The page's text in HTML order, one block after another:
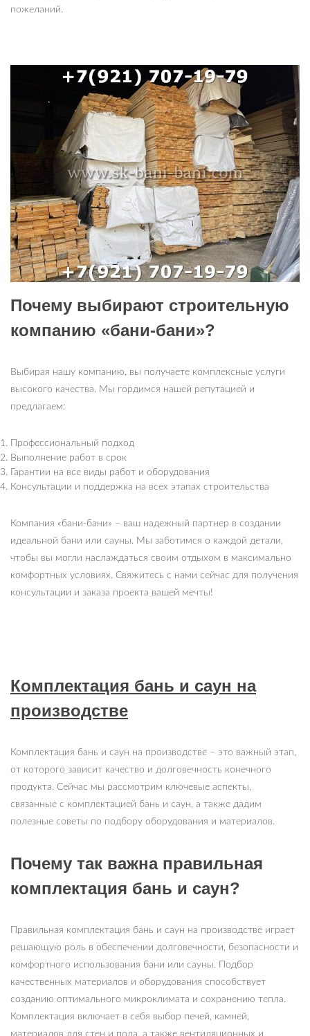
пожеланий.
Почему выбирают строительную
компанию «бани-бани»?
Выбирая нашу компанию, вы получаете комплексные услуги
высокого качества. Мы гордимся нашей репутацией и
предлагаем:
Профессиональный подход
Выполнение работ в срок
Гарантии на все виды работ и оборудования
Консультации и поддержка на всех этапах строительства
Компания «бани-бани» – ваш надежный партнер в создании
идеальной бани или сауны. Мы заботимся о каждой детали,
чтобы вы могли наслаждаться своим отдыхом в максимально
комфортных условиях. Свяжитесь с нами сейчас для получения
консультации и заказа проекта вашей мечты!
Комплектация бань и саун на
производстве
Комплектация бань и саун на производстве – это важный этап,
от которого зависит качество и долговечность конечного
продукта. Сейчас мы рассмотрим ключевые аспекты,
связанные с комплектацией бань и саун, а также дадим
полезные советы по подбору оборудования и материалов.
Почему так важна правильная
комплектация бань и саун?
Правильная комплектация бань и саун на производстве играет
решающую роль в обеспечении долговечности, безопасности и
комфортного использования бани или сауны. Подбор
качественных материалов и оборудования способствует
созданию оптимального микроклимата и сохранению тепла.
Комплектация включает в себя выбор печей, камней,
материалов для стен и пола, а также вентиляционных и